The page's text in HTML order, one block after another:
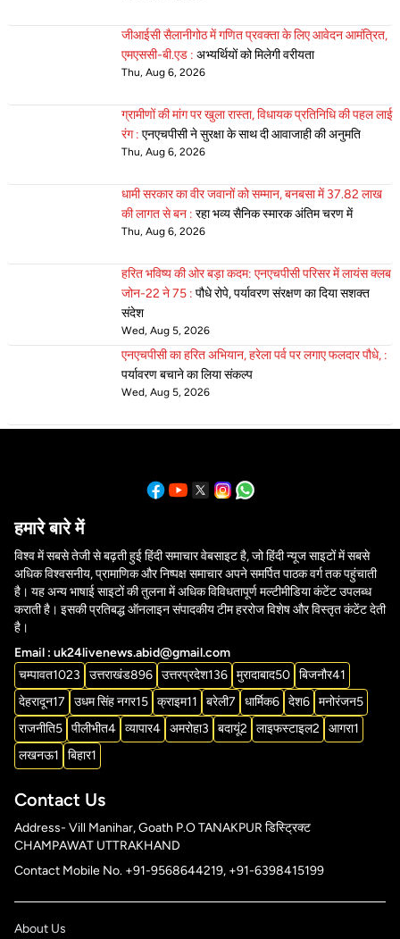
जीआईसी सैलानीगोठ में गणित प्रवक्ता के लिए आवेदन आमंत्रित,
एमएससी-बी.एड : अभ्यर्थियों को मिलेगी वरीयता
Thu, Aug 6, 2026
ग्रामीणों की मांग पर खुला रास्ता, विधायक प्रतिनिधि की पहल लाई
रंग : एनएचपीसी ने सुरक्षा के साथ दी आवाजाही की अनुमति
Thu, Aug 6, 2026
धामी सरकार का वीर जवानों को सम्मान, बनबसा में 37.82 लाख
की लागत से बन : रहा भव्य सैनिक स्मारक अंतिम चरण में
Thu, Aug 6, 2026
हरित भविष्य की ओर बड़ा कदम: एनएचपीसी परिसर में लायंस क्लब
जोन-22 ने 75 : पौधे रोपे, पर्यावरण संरक्षण का दिया सशक्त
संदेश
Wed, Aug 5, 2026
एनएचपीसी का हरित अभियान, हरेला पर्व पर लगाए फलदार पौधे, :
पर्यावरण बचाने का लिया संकल्प
Wed, Aug 5, 2026
हमारे बारे में
विश्व में सबसे तेजी से बढ़ती हुई हिंदी समाचार वेबसाइट है, जो हिंदी न्यूज साइटों में सबसे
अधिक विश्वसनीय, प्रामाणिक और निष्पक्ष समाचार अपने समर्पित पाठक वर्ग तक पहुंचाती
है। यह अन्य भाषाई साइटों की तुलना में अधिक विविधतापूर्ण मल्टीमीडिया कंटेंट उपलब्ध
कराती है। इसकी प्रतिबद्ध ऑनलाइन संपादकीय टीम हररोज विशेष और विस्तृत कंटेंट देती
है।
Email : uk24livenews.abid@gmail.com
चम्पावत1023 उत्तराखंड896 उत्तरप्रदेश136 मुरादाबाद50 बिजनौर41
देहरादून17 उधम सिंह नगर15 क्राइम11 बरेली7 धार्मिक6 देश6 मनोरंजन5
राजनीति5 पीलीभीत4 व्यापार4 अमरोहा3 बदायूं2 लाइफस्टाइल2 आगरा1
लखनऊ1 बिहार1
Contact Us
Address- Vill Manihar, Goath P.O TANAKPUR डिस्ट्रिक्ट
CHAMPAWAT UTTRAKHAND
Contact Mobile No. +91-9568644219, +91-6398415199
About Us